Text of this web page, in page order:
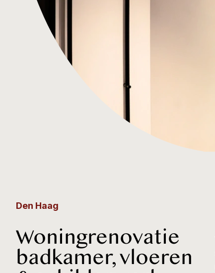
Den Haag
Woningrenovatie
badkamer, vloeren